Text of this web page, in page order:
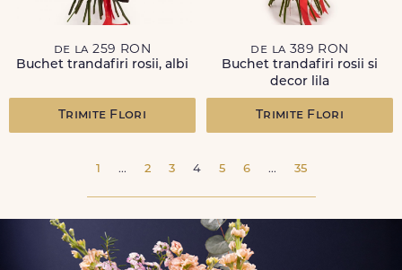
de la 259 RON
Buchet trandafiri rosii, albi
Trimite Flori
de la 389 RON
Buchet trandafiri rosii si
decor lila
Trimite Flori
1 ... 2 3 4 5 6 ... 35